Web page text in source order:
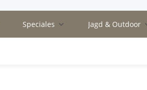
Speciales Jagd & Outdoor